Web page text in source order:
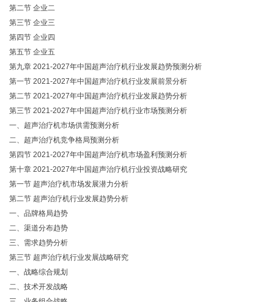
第二节 企业二
第三节 企业三
第四节 企业四
第五节 企业五
第九章 2021-2027年中国超声治疗机行业发展趋势预测分析
第一节 2021-2027年中国超声治疗机行业发展前景分析
第二节 2021-2027年中国超声治疗机行业发展趋势分析
第三节 2021-2027年中国超声治疗机行业市场预测分析
一、超声治疗机市场供需预测分析
二、超声治疗机竞争格局预测分析
第四节 2021-2027年中国超声治疗机市场盈利预测分析
第十章 2021-2027年中国超声治疗机行业投资战略研究
第一节 超声治疗机市场发展潜力分析
第二节 超声治疗机行业发展趋势分析
一、品牌格局趋势
二、渠道分布趋势
三、需求趋势分析
第三节 超声治疗机行业发展战略研究
一、战略综合规划
二、技术开发战略